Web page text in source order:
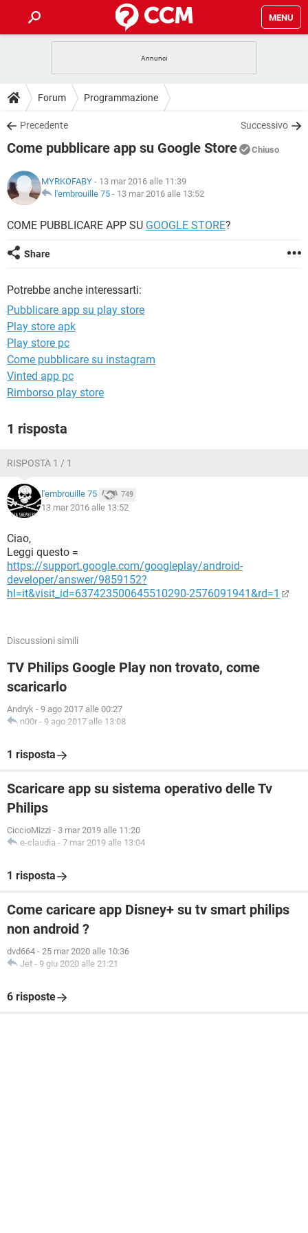
MENU
INTRATTENIMENTO ANDROID
iOS
INSTAGRAM WHATSAPP
TIKTOK
HARDWARE
GUIDE
COVID-19 GAMING
INSTAGRAM WHATSAPP
TIKTOK
HARDWARE
DOWNLOAD
COVID-19 GAMING
INTRATTENIMENTO
iOS WINDOWS 10
INSTAGRAM WHATSAPP
COVID-19 GAMING
INTRATTENIMENTO
iOS WINDOWS 10
INSTAGRAM
GLOSSARIO
COVID-19 GAMING
INSTAGRAM
TIKTOK
Forum Programmazione
Precedente Successivo
Come pubblicare app su Google Store Chiuso
MYRKOFABY - 13 mar 2016 alle 11:39
l'embrouille 75 - 13 mar 2016 alle 13:52
COME PUBBLICARE APP SU GOOGLE STORE?
Share
Potrebbe anche interessarti:
Pubblicare app su play store
Play store apk
Play store pc
Come pubblicare su instagram
Vinted app pc
Rimborso play store
1 risposta
RISPOSTA 1 / 1
l'embrouille 75 749
13 mar 2016 alle 13:52
Ciao,
Leggi questo =
https://support.google.com/googleplay/android-
developer/answer/9859152?
hl=it&visit_id=637423500645510290-2576091941&rd=1
Discussioni simili
TV Philips Google Play non trovato, come
scaricarlo
Andryk - 9 ago 2017 alle 00:27
n00r - 9 ago 2017 alle 13:08
1 risposta
Scaricare app su sistema operativo delle Tv
Philips
CiccioMizzi - 3 mar 2019 alle 11:20
e-claudia - 7 mar 2019 alle 13:04
1 risposta
Come caricare app Disney+ su tv smart philips
non android ?
dvd664 - 25 mar 2020 alle 10:36
Jet - 9 giu 2020 alle 21:21
6 risposte